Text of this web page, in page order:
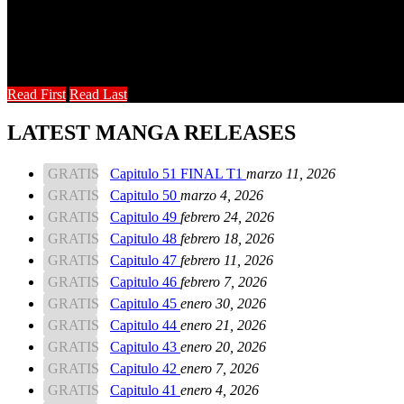
Read First Read Last
LATEST MANGA RELEASES
GRATIS Capitulo 51 FINAL T1 marzo 11, 2026
GRATIS
Capitulo 50 marzo 4, 2026
GRATIS
Capitulo 49 febrero 24, 2026
GRATIS
Capitulo 48 febrero 18, 2026
GRATIS
Capitulo 47 febrero 11, 2026
GRATIS
Capitulo 46 febrero 7, 2026
GRATIS
Capitulo 45 enero 30, 2026
GRATIS
Capitulo 44 enero 21, 2026
GRATIS
Capitulo 43 enero 20, 2026
GRATIS
Capitulo 42 enero 7, 2026
GRATIS
Capitulo 41 enero 4, 2026